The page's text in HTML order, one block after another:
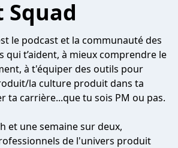
Squad
le podcast et la communauté des
qui t’aident, à mieux comprendre le
à t'équiper des outils pour
la culture produit dans ta
ta carrière...que tu sois PM ou pas.
et une semaine sur deux,
de l'univers produit